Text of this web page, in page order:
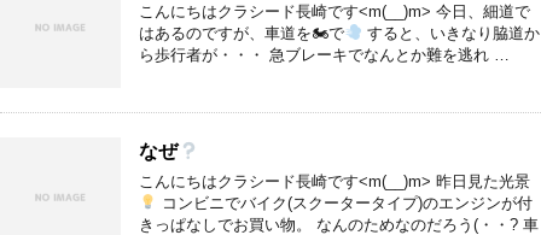
こんにちはクラシード長崎です<m(__)m> 今日、細道で
はあるのですが、車道を🏍で
すると、いきなり脇道か
ら歩行者が・・・ 急ブレーキでなんとか難を逃れ …
なぜ
こんにちはクラシード長崎です<m(__)m> 昨日見た光景
コンビニでバイク(スクータータイプ)のエンジンが付
きっぱなしでお買い物。 なんのためなのだろう(・・? 車